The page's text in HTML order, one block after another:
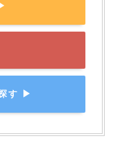
す ▶